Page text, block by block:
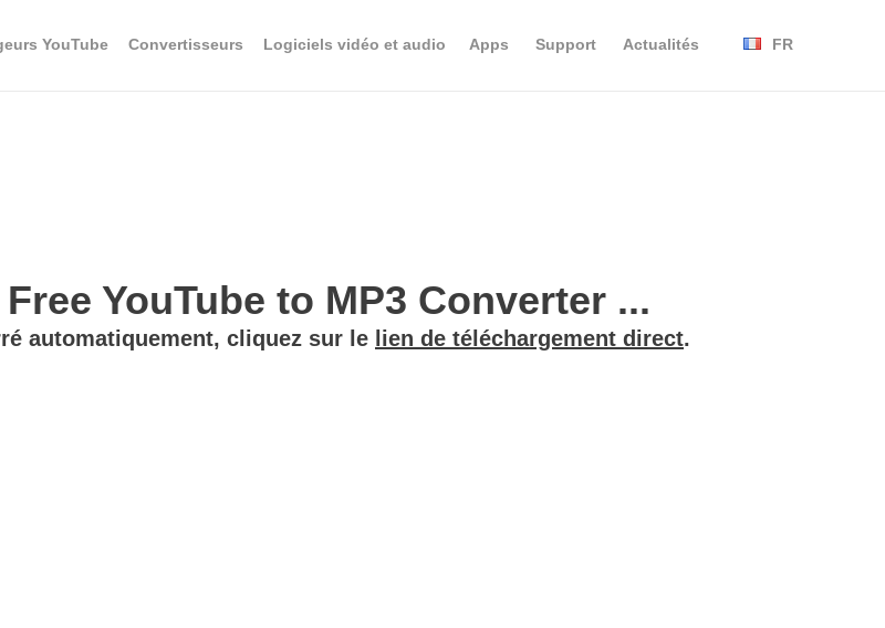
YouTube Convertisseurs Logiciels vidéo et audio Apps Support Actualités FR
YouTube to MP3 Converter ...
automatiquement, cliquez sur le lien de téléchargement direct.